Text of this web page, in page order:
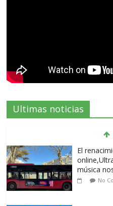
Ultimas noticias
El
música
No